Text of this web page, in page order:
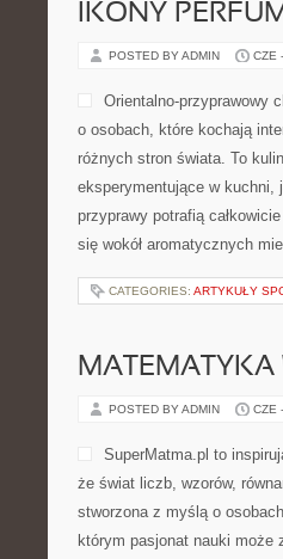
IKONY
POSTED BY ADMIN CZE
Orientalno-przyprawowy
o osobach, które kochają
różnych stron świata. To
eksperymentujące w kuchni,
przyprawy potrafią
się wokół aromatycznych
CATEGORIES: ARTYKUŁY
MATEMATYKA
POSTED BY ADMIN CZE
SuperMatma.pl to
że świat liczb, wzorów,
stworzona z myślą o
którym pasjonat nauki może